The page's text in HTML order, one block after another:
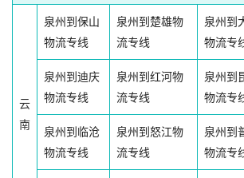
云
南
泉州到保山
物流专线
泉州到楚雄物
流专线
泉州到
物流专
泉州到迪庆
物流专线
泉州到红河物
流专线
泉州到
物流专
泉州到临沧
物流专线
泉州到怒江物
流专线
泉州到
物流专